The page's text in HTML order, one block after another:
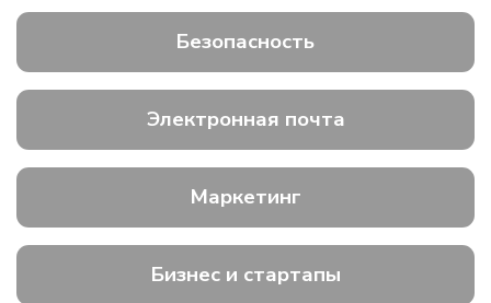
Безопасность
Электронная почта
Маркетинг
Бизнес и стартапы